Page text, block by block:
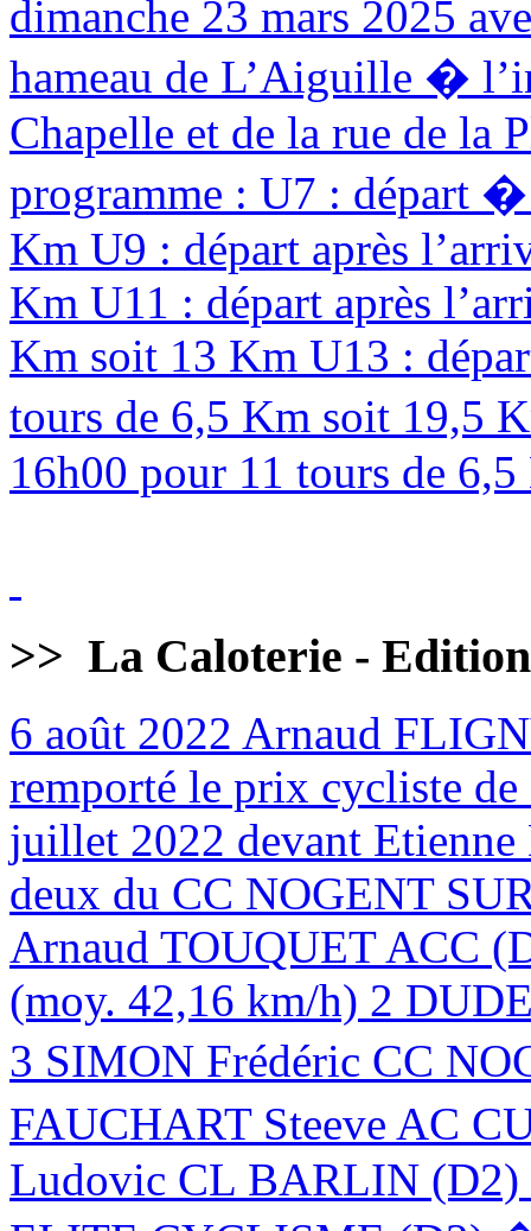
dimanche 23 mars 2025
hameau de L’Aiguille �
Chapelle et de la rue de la
programme : U7 : départ
Km U9 : départ après
Km U11 : départ après
Km soit 13 Km U13 :
tours de 6,5 Km soit 19,5
16h00 pour 11 tours de
>> La Caloterie -
6 août 2022 Arnaud
remporté le prix cycliste
juillet 2022 devant
deux du CC NOGENT
Arnaud TOUQUET ACC
(moy. 42,16 km/h) 2
3 SIMON Frédéric CC
FAUCHART Steeve AC
Ludovic CL BARLIN